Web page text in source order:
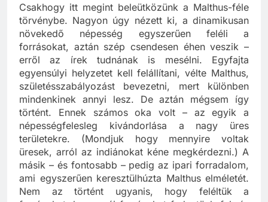
Csakhogy itt megint beleütközünk a Malthus-féle
törvénybe. Nagyon úgy nézett ki, a dinamikusan
növekedő népesség egyszerűen feléli a
forrásokat, aztán szép csendesen éhen veszik –
erről az írek tudnának is mesélni. Egyfajta
egyensúlyi helyzetet kell felállítani, vélte Malthus,
születésszabályozást bevezetni, mert különben
mindenkinek annyi lesz. De aztán mégsem így
történt. Ennek számos oka volt – az egyik a
népességfelesleg kivándorlása a nagy üres
területekre. (Mondjuk hogy mennyire voltak
üresek, arról az indiánokat kéne megkérdezni.) A
másik – és fontosabb – pedig az ipari forradalom,
ami egyszerűen keresztülhúzta Malthus elméletét.
Nem az történt ugyanis, hogy feléltük a